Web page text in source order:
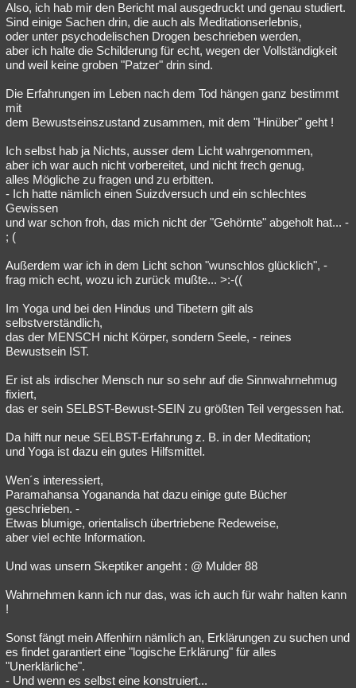
Also, ich hab mir den Bericht mal ausgedruckt und genau studiert.
Sind einige Sachen drin, die auch als Meditationserlebnis,
oder unter psychodelischen Drogen beschrieben werden,
aber ich halte die Schilderung für echt, wegen der Vollständigkeit
und weil keine groben "Patzer" drin sind.
Die Erfahrungen im Leben nach dem Tod hängen ganz bestimmt
mit
dem Bewustseinszustand zusammen, mit dem "Hinüber" geht !
Ich selbst hab ja Nichts, ausser dem Licht wahrgenommen,
aber ich war auch nicht vorbereitet, und nicht frech genug,
alles Mögliche zu fragen und zu erbitten.
- Ich hatte nämlich einen Suizdversuch und ein schlechtes
Gewissen
und war schon froh, das mich nicht der "Gehörnte" abgeholt hat... -
; (
Außerdem war ich in dem Licht schon "wunschlos glücklich", -
frag mich echt, wozu ich zurück mußte... >:-((
Im Yoga und bei den Hindus und Tibetern gilt als
selbstverständlich,
das der MENSCH nicht Körper, sondern Seele, - reines
Bewustsein IST.
Er ist als irdischer Mensch nur so sehr auf die Sinnwahrnehmug
fixiert,
das er sein SELBST-Bewust-SEIN zu größten Teil vergessen hat.
Da hilft nur neue SELBST-Erfahrung z. B. in der Meditation;
und Yoga ist dazu ein gutes Hilfsmittel.
Wen´s interessiert,
Paramahansa Yogananda hat dazu einige gute Bücher
geschrieben. -
Etwas blumige, orientalisch übertriebene Redeweise,
aber viel echte Information.
Und was unsern Skeptiker angeht : @ Mulder 88
Wahrnehmen kann ich nur das, was ich auch für wahr halten kann
!
Sonst fängt mein Affenhirn nämlich an, Erklärungen zu suchen und
es findet garantiert eine "logische Erklärung" für alles
"Unerklärliche".
- Und wenn es selbst eine konstruiert...